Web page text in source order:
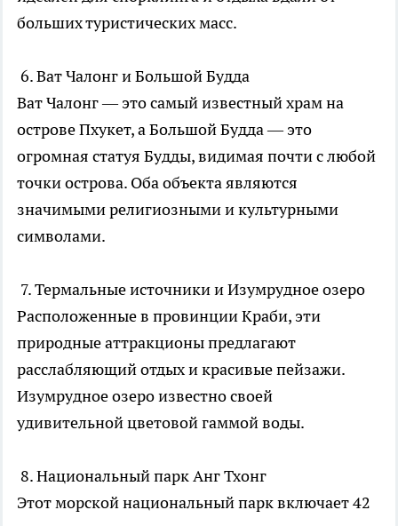
больших туристических масс.
6. Ват Чалонг и Большой Будда
Ват Чалонг — это самый известный храм на
острове Пхукет, а Большой Будда — это
огромная статуя Будды, видимая почти с любой
точки острова. Оба объекта являются
значимыми религиозными и культурными
символами.
7. Термальные источники и Изумрудное озеро
Расположенные в провинции Краби, эти
природные аттракционы предлагают
расслабляющий отдых и красивые пейзажи.
Изумрудное озеро известно своей
удивительной цветовой гаммой воды.
8. Национальный парк Анг Тхонг
Этот морской национальный парк включает 42